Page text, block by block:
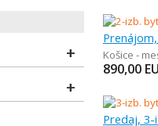
Košice -
890,00
Predaj,